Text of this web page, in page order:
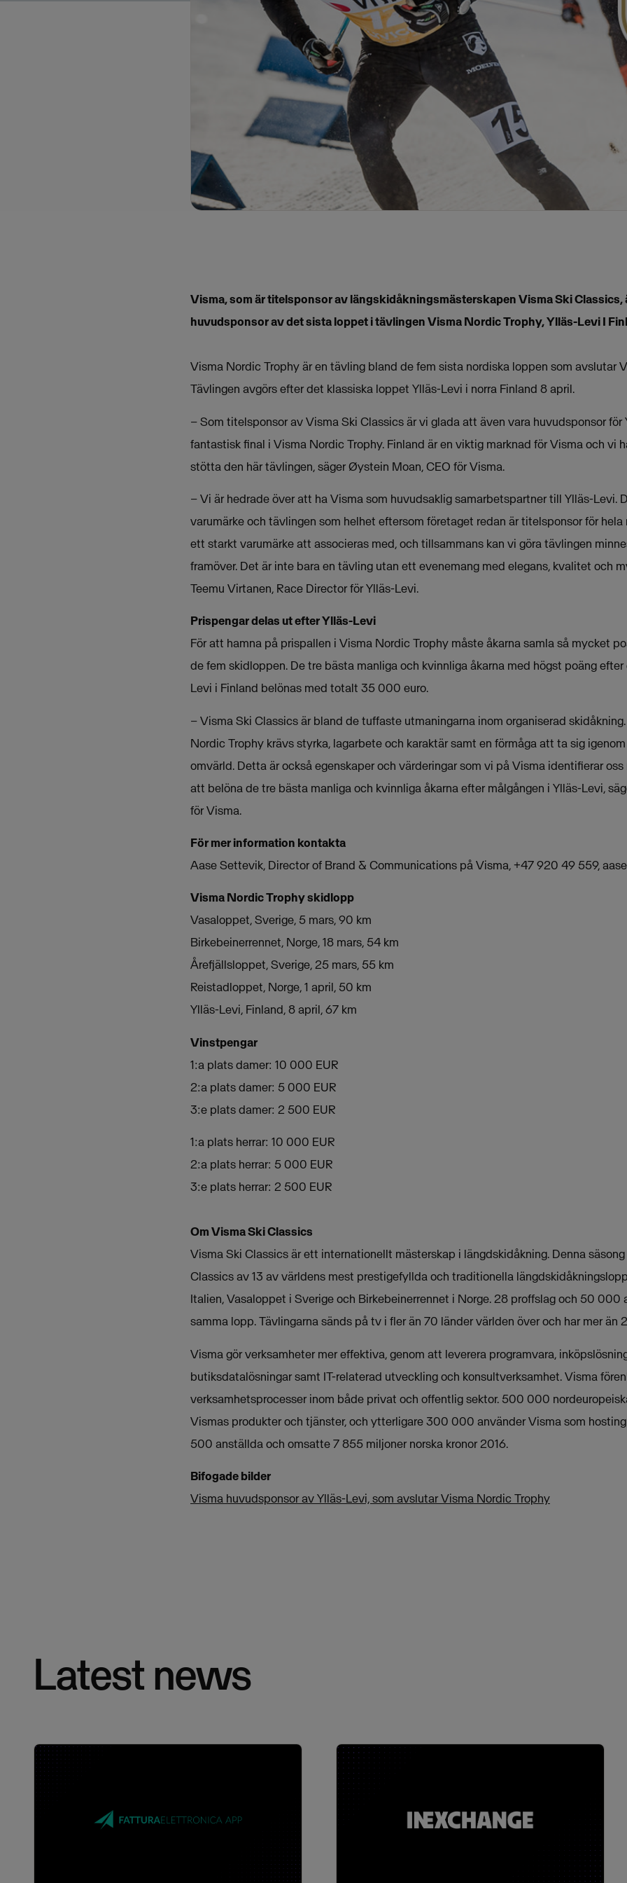
Visma, som är titelsponsor av längskidåkningsmästerskapen Visma Ski Classics,
huvudsponsor av det sista loppet i tävlingen Visma Nordic Trophy, Ylläs-Levi I
Visma Nordic Trophy är en tävling bland de fem sista nordiska loppen som avslutar
Tävlingen avgörs efter det klassiska loppet Ylläs-Levi i norra Finland 8 april.
– Som titelsponsor av Visma Ski Classics är vi glada att även vara huvudsponsor för
fantastisk final i Visma Nordic Trophy. Finland är en viktig marknad för Visma och vi
stötta den här tävlingen, säger Øystein Moan, CEO för Visma.
– Vi är hedrade över att ha Visma som huvudsaklig samarbetspartner till Ylläs-Levi.
varumärke och tävlingen som helhet eftersom företaget redan är titelsponsor för
ett starkt varumärke att associeras med, och tillsammans kan vi göra tävlingen
framöver. Det är inte bara en tävling utan ett evenemang med elegans, kvalitet och
Teemu Virtanen, Race Director för Ylläs-Levi.
Prispengar delas ut efter Ylläs-Levi
För att hamna på prispallen i Visma Nordic Trophy måste åkarna samla så mycket
de fem skidloppen. De tre bästa manliga och kvinnliga åkarna med högst poäng
Levi i Finland belönas med totalt 35 000 euro.
– Visma Ski Classics är bland de tuffaste utmaningarna inom organiserad
Nordic Trophy krävs styrka, lagarbete och karaktär samt en förmåga att ta sig
omvärld. Detta är också egenskaper och värderingar som vi på Visma identifierar
att belöna de tre bästa manliga och kvinnliga åkarna efter målgången i Ylläs-Levi,
för Visma.
För mer information kontakta
Aase Settevik, Director of Brand & Communications på Visma, +47 920 49 559,
Visma Nordic Trophy skidlopp
Vasaloppet, Sverige, 5 mars, 90 km
Birkebeinerrennet, Norge, 18 mars, 54 km
Årefjällsloppet, Sverige, 25 mars, 55 km
Reistadloppet, Norge, 1 april, 50 km
Ylläs-Levi, Finland, 8 april, 67 km
Vinstpengar
1:a plats damer: 10 000 EUR
2:a plats damer: 5 000 EUR
3:e plats damer: 2 500 EUR
1:a plats herrar: 10 000 EUR
2:a plats herrar: 5 000 EUR
3:e plats herrar: 2 500 EUR
Om Visma Ski Classics
Visma Ski Classics är ett internationellt mästerskap i längdskidåkning. Denna
Classics av 13 av världens mest prestigefyllda och traditionella
Italien, Vasaloppet i Sverige och Birkebeinerrennet i Norge. 28 proffslag och 50 000
samma lopp. Tävlingarna sänds på tv i fler än 70 länder världen över och har mer än
Visma gör verksamheter mer effektiva, genom att leverera programvara,
butiksdatalösningar samt IT-relaterad utveckling och konsultverksamhet. Visma
verksamhetsprocesser inom både privat och offentlig sektor. 500 000
Vismas produkter och tjänster, och ytterligare 300 000 använder Visma som
500 anställda och omsatte 7 855 miljoner norska kronor 2016.
Bifogade bilder
Visma huvudsponsor av Ylläs-Levi, som avslutar Visma Nordic Trophy
Latest news